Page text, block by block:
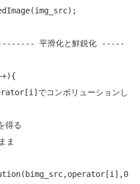
平滑化と鮮鋭化 -----
でコンボリューションし
る
ま